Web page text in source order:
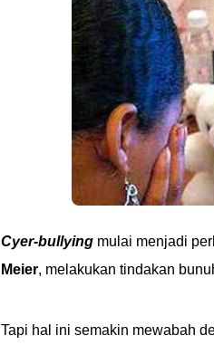
Cyer-bullying mulai menjadi
Meier, melakukan tindakan
Tapi hal ini semakin mewabah